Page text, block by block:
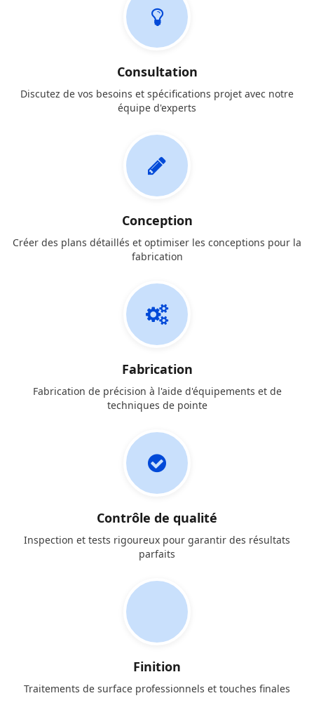
Consultation
Discutez de vos besoins et spécifications projet avec notre
équipe d'experts
Conception
Créer des plans détaillés et optimiser les conceptions pour la
fabrication
Fabrication
Fabrication de précision à l'aide d'équipements et de
techniques de pointe
Contrôle de qualité
Inspection et tests rigoureux pour garantir des résultats
parfaits
Finition
Traitements de surface professionnels et touches finales